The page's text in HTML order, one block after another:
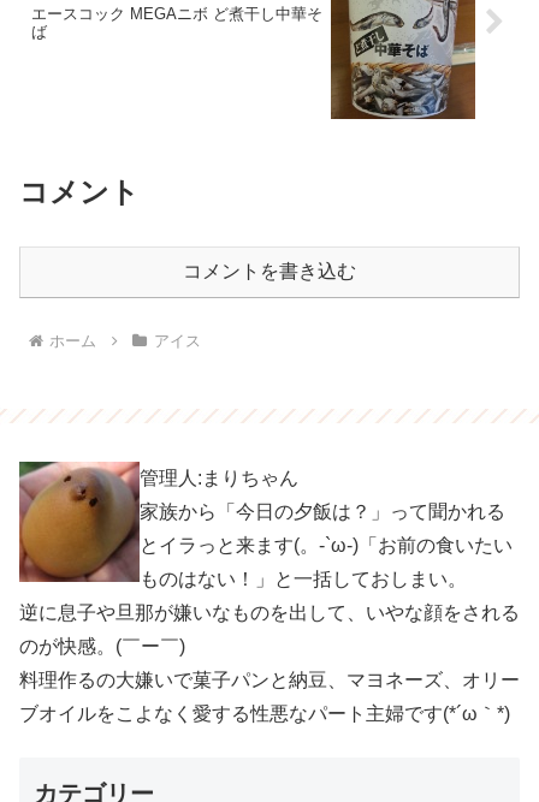
エースコック MEGAニボ ど煮干し中華そ
ば
コメント
コメントを書き込む
ホーム アイス
管理人:まりちゃん
家族から「今日の夕飯は？」って聞かれる
とイラっと来ます(。-`ω-)「お前の食いたい
ものはない！」と一括しておしまい。
逆に息子や旦那が嫌いなものを出して、いやな顔をされる
のが快感。(￣ー￣)
料理作るの大嫌いで菓子パンと納豆、マヨネーズ、オリー
ブオイルをこよなく愛する性悪なパート主婦です(*´ω｀*)
カテゴリー